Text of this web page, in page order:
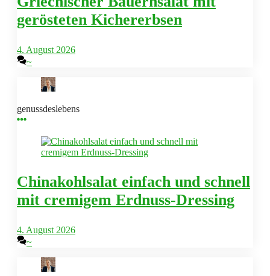
gerösteten Kichererbsen
4. August 2026
~
genussdeslebens
Chinakohlsalat einfach und schnell
mit cremigem Erdnuss-Dressing
4. August 2026
~